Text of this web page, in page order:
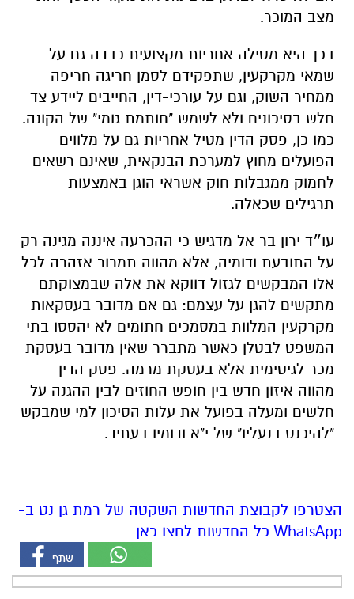
מצב המוכר.
בכך היא מטילה אחריות מקצועית כבדה גם על
שמאי מקרקעין, שתפקידם לסמן חריגה חריפה
ממחיר השוק, וגם על עורכי-דין, החייבים ליידע צד
חלש בסיכונים ולא לשמש "חותמת גומי" של הקונה.
כמו כן, פסק הדין מטיל אחריות גם על מלווים
הפועלים מחוץ למערכת הבנקאית, שאינם רשאים
לחמוק ממגבלות חוק אשראי הוגן באמצעות
תרגילים שכאלה.
עו״ד ירון בר אל מדגיש כי ההכרעה איננה מגינה רק
על התובעת ודומיה, אלא מהווה תמרור אזהרה לכל
אלו המבקשים לגזול דווקא את אלה שבמצוקתם
מתקשים להגן על עצמם: גם אם מדובר בעסקאות
מקרקעין המלוות במסמכים חתומים לא יהססו בתי
המשפט לבטלן כאשר מתברר שאין מדובר בעסקת
מכר לגיטימית אלא בעסקת מרמה. פסק הדין
מהווה איזון חדש בין חופש החוזים לבין ההגנה על
חלשים ומעלה בפועל את עלות הסיכון למי שמבקש
"להיכנס בנעליו" של י"א ודומיו בעתיד.
הצטרפו לקבוצת החדשות השקטה של רמת גן נט ב-
WhatsApp כל החדשות לחצו כאן